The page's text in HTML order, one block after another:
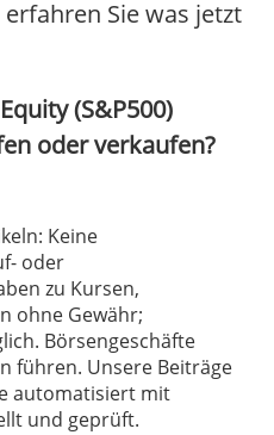
Sie was jetzt
(S&P500)
oder verkaufen?
Keine
oder
zu Kursen,
ohne Gewähr;
Börsengeschäfte
führen. Unsere Beiträge
automatisiert mit
und geprüft.